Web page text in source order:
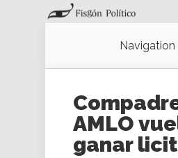
Navigation
AMLO
ganar